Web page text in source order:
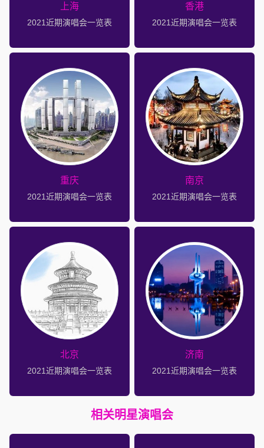
上海
2021近期演唱会一览表
香港
2021近期演唱会一览表
重庆
2021近期演唱会一览表
南京
2021近期演唱会一览表
北京
2021近期演唱会一览表
济南
2021近期演唱会一览表
相关明星演唱会